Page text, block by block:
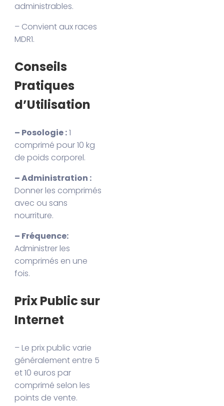
administrables.
– Convient aux races
MDR1.
Conseils
Pratiques
d’Utilisation
– Posologie :1
comprimé pour 10 kg
de poids corporel.
– Administration :
Donner les comprimés
avec ou sans
nourriture.
– Fréquence:
Administrer les
comprimés en une
fois.
Prix Public sur
Internet
– Le prix public varie
généralement entre 5
et 10 euros par
comprimé selon les
points de vente.